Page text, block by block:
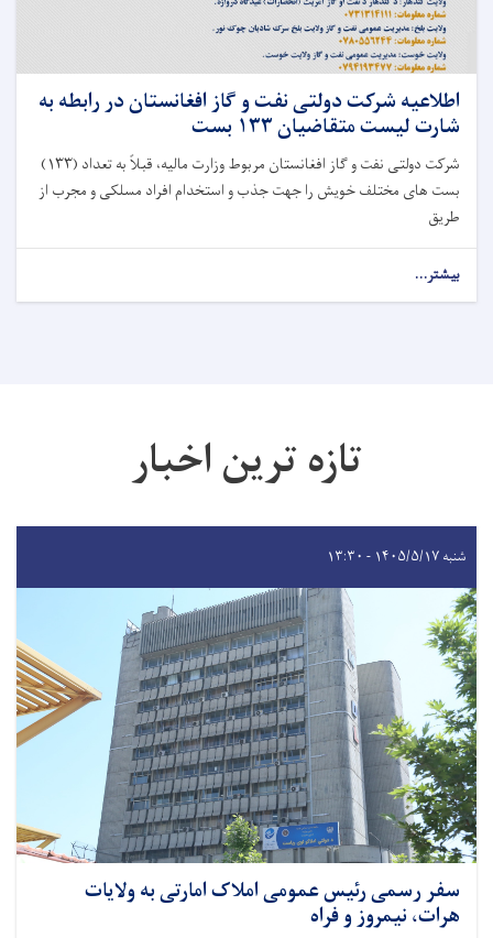
اطلاعیه شرکت دولتی نفت و گاز افغانستان در رابطه به
شارت لیست متقاضیان ۱۳۳ بست
شرکت دولتی نفت و گاز افغانستان مربوط وزارت مالیه، قبلاً به تعداد (۱۳۳)
بست های مختلف خویش را جهت جذب و استخدام افراد مسلکی و مجرب از
طریق
بیشتر...
تازه ترین اخبار
شنبه ۱۴۰۵/۵/۱۷ - ۱۳:۳۰
سفر رسمی رئیس عمومی املاک امارتی به ولایات
هرات، نیمروز و فراه